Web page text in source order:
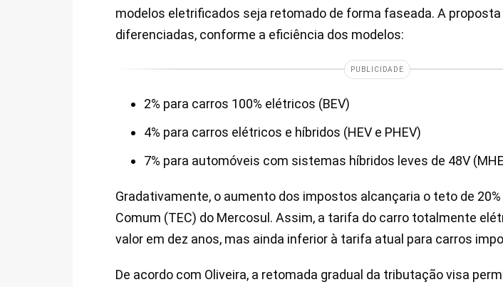
modelos eletrificados seja retomado de forma faseada. A
diferenciadas, conforme a eficiência dos modelos:
PUBLICIDADE
2% para carros 100% elétricos (BEV)
4% para carros elétricos e híbridos (HEV e PHEV)
7% para automóveis com sistemas híbridos leves de 48V
Gradativamente, o aumento dos impostos alcançaria o teto de
Comum (TEC) do Mercosul. Assim, a tarifa do carro totalmente
valor em dez anos, mas ainda inferior à tarifa atual para carros
De acordo com Oliveira, a retomada gradual da tributação visa